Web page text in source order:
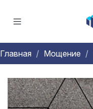
Главная Мощение